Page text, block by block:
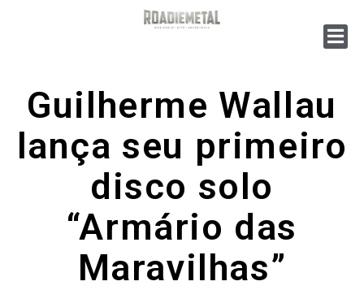
Guilherme Wallau
lança seu primeiro
disco solo
“Armário das
Maravilhas”